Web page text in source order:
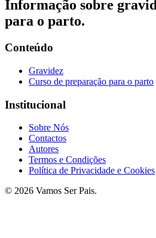
Informação sobre
para o parto.
Conteúdo
Gravidez
Curso de preparação para o parto
Institucional
Sobre Nós
Contactos
Autores
Termos e Condições
Política de Privacidade e Cookies
© 2026 Vamos Ser Pais.